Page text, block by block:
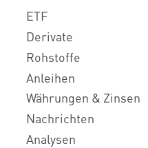
ETF
Derivate
Rohstoffe
Anleihen
Währungen & Zinsen
Nachrichten
Analysen